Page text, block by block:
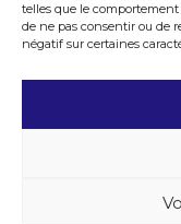
telles que le
de ne pas consentir ou de
négatif sur certaines